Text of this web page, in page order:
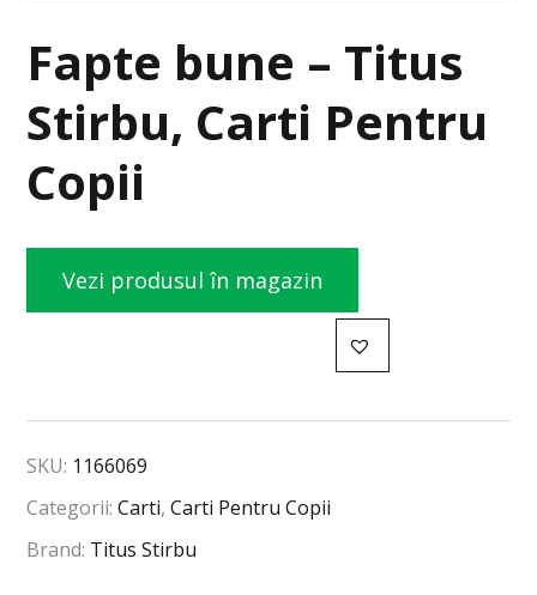
Fapte bune – Titus
Stirbu, Carti Pentru
Copii
Vezi produsul în magazin
SKU: 1166069
Categorii:Carti,Carti Pentru Copii
Brand: Titus Stirbu